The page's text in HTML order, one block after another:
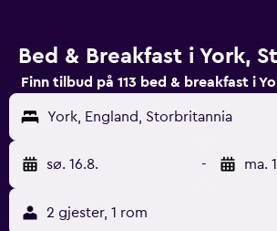
Bed & Breakfast i York,
Finn tilbud på 113 bed & breakfast i
York, England, Storbritannia
sø. 16.8. - ma.
2 gjester, 1 rom